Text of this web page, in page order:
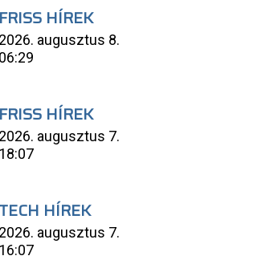
FRISS HÍREK
2026. augusztus 8.
06:29
FRISS HÍREK
2026. augusztus 7.
18:07
TECH HÍREK
2026. augusztus 7.
16:07